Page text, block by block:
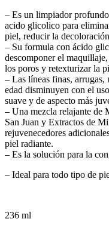
– Es un limpiador
acido glicolico para
piel, reducir la
– Su formula con ácido
descomponer el
los poros y retexturizar la
– Las líneas finas, arrugas,
edad disminuyen con el
suave y de aspecto más
– Una mezcla relajante de
San Juan y Extractos de
rejuvenecedores
piel radiante.
– Es la solución para la
– Ideal para todo tipo de
236 ml